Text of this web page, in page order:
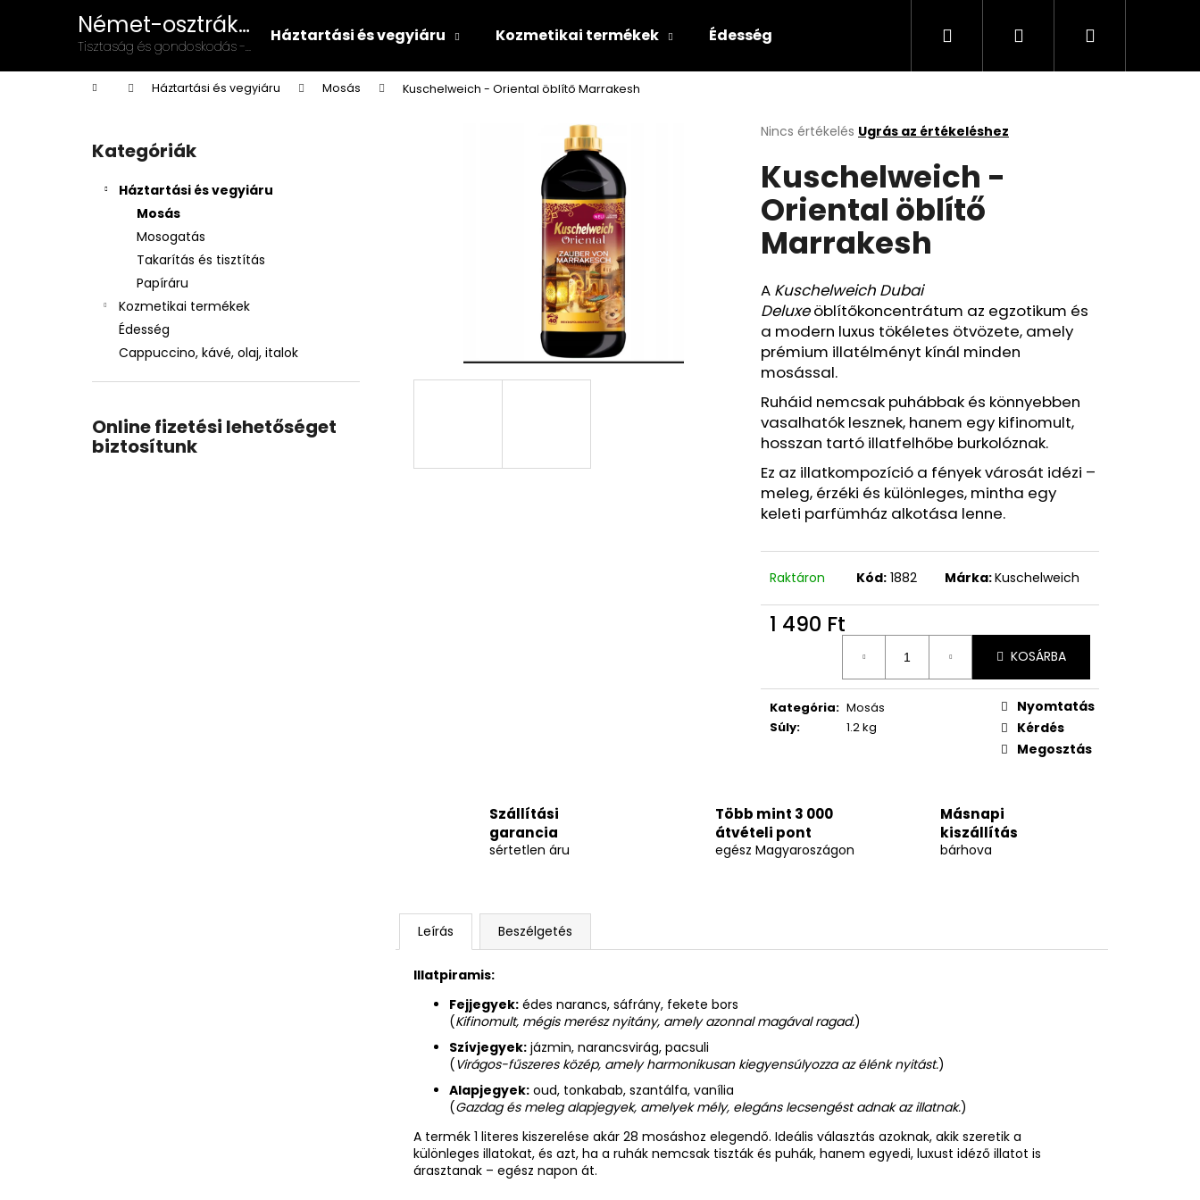
Német-osztrák
vegyiáru és
illatszer
Tisztaság és gondoskodás -
német-osztrák minőség a
mindennapokban!
Háztartási és vegyiáru Kozmetikai termékek Édesség Cappuccino, kávé, olaj, italok Üzleti feltételek
KeresésBejelentkezés
Kosár
KezdőlapHáztartási és vegyiáru Mosás Kuschelweich - Oriental öblítő Marrakesh
Kategóriák
átugrása
Kategóriák
Háztartási és vegyiáru
Mosás
Mosogatás
Takarítás és tisztítás
Papíráru
Kozmetikai termékek
Édesség
Cappuccino, kávé, olaj, italok
Online fizetési lehetőséget
biztosítunk
A
átlagos
értékelése
5-
ből
0,0
csillag.
Nincs értékelés Ugrás az értékeléshez
Kuschelweich -
Oriental öblítő
Marrakesh
A Kuschelweich Dubai
Deluxeöblítőkoncentrátum az egzotikum és
a modern luxus tökéletes ötvözete, amely
prémium illatélményt kínál minden
mosással.
Ruháid nemcsak puhábbak és könnyebben
vasalhatók lesznek, hanem egy kifinomult,
hosszan tartó illatfelhőbe burkolóznak.
Ez az illatkompozíció a fények városát idézi –
meleg, érzéki és különleges, mintha egy
keleti parfümház alkotása lenne.
Raktáron Kód: 1882 Márka:Kuschelweich
1 490 Ft
KOSÁRBA
Kategória: Mosás
Súly: 1.2 kg
Nyomtatás
Kérdés
Megosztás
Szállítási
garancia
sértetlen áru
Több mint 3 000
átvételi pont
egész Magyaroszágon
Másnapi
kiszállítás
bárhova
Leírás Beszélgetés
Illatpiramis:
Fejjegyek: édes narancs, sáfrány, fekete bors
(Kifinomult, mégis merész nyitány, amely azonnal magával ragad.)
Szívjegyek: jázmin, narancsvirág, pacsuli
(Virágos-fűszeres közép, amely harmonikusan kiegyensúlyozza az élénk nyitást.)
Alapjegyek: oud, tonkabab, szantálfa, vanília
(Gazdag és meleg alapjegyek, amelyek mély, elegáns lecsengést adnak az illatnak.)
A termék 1 literes kiszerelése akár 28 mosáshoz elegendő. Ideális választás azoknak, akik szeretik a
különleges illatokat, és azt, ha a ruhák nemcsak tiszták és puhák, hanem egyedi, luxust idéző illatot is
árasztanak – egész napon át.
á
Vissza
a boltba
Vissza
a boltba
Mit keres?